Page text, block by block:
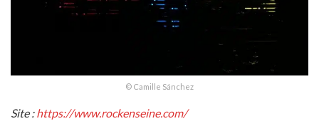
© Camille Sánchez
Site :https://www.rockenseine.com/